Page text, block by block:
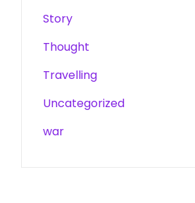
Story
Thought
Travelling
Uncategorized
war